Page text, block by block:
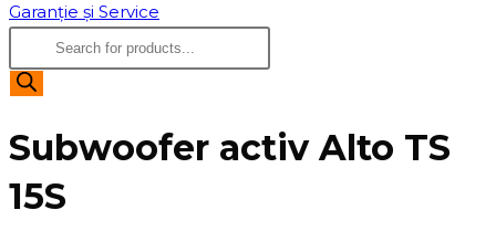
Garanție și Service
Products
search
Subwoofer activ Alto TS
15S